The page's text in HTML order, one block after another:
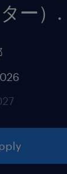
ー） .